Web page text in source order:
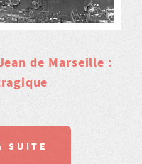
de Marseille :
SUITE